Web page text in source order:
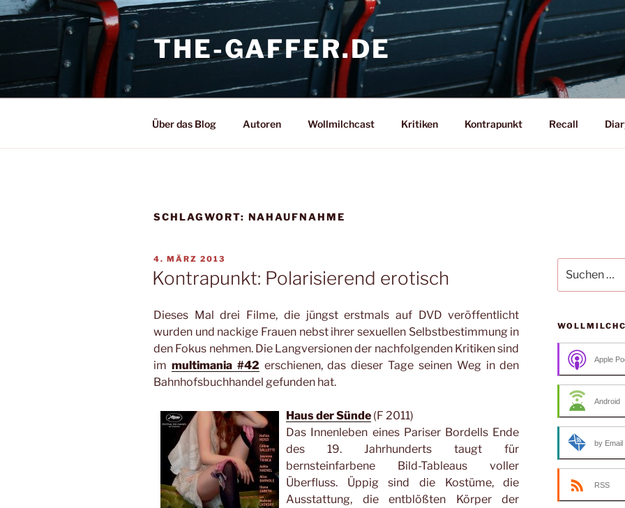
Zum
Inhalt
THE-GAFFER.DE
Über das Blog Autoren Wollmilchcast Kritiken Kontrapunkt Recall
SCHLAGWORT: NAHAUFNAHME
VERÖFFENTLICHT
AM
4. MÄRZ 2013
Kontrapunkt: Polarisierend erotisch
Dieses Mal drei Filme, die jüngst erstmals auf DVD veröffentlicht
wurden und nackige Frauen nebst ihrer sexuellen Selbstbestimmung in
den Fokus nehmen. Die Langversionen der nachfolgenden Kritiken sind
im multimania #42 erschienen, das dieser Tage seinen Weg in den
Bahnhofsbuchhandel gefunden hat.
Haus der Sünde (F 2011)
Das Innenleben eines Pariser Bordells Ende
des 19. Jahrhunderts taugt für
bernsteinfarbene Bild-Tableaus voller
Überfluss. Üppig sind die Kostüme, die
Ausstattung, die entblößten Körper der
nach:
Apple
Android
by Email
RSS